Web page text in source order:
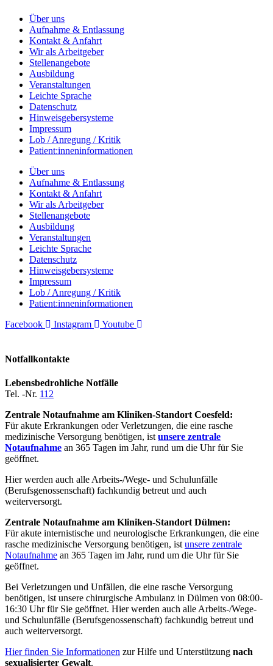
Über uns
Aufnahme & Entlassung
Kontakt & Anfahrt
Wir als Arbeitgeber
Stellenangebote
Ausbildung
Veranstaltungen
Leichte Sprache
Datenschutz
Hinweisgebersysteme
Impressum
Lob / Anregung / Kritik
Patient:inneninformationen
Über uns
Aufnahme & Entlassung
Kontakt & Anfahrt
Wir als Arbeitgeber
Stellenangebote
Ausbildung
Veranstaltungen
Leichte Sprache
Datenschutz
Hinweisgebersysteme
Impressum
Lob / Anregung / Kritik
Patient:inneninformationen
Facebook
Instagram Youtube
Notfallkontakte
Lebensbedrohliche Notfälle
Tel. -Nr. 112
Zentrale Notaufnahme am Kliniken-Standort Coesfeld:
Für akute Erkrankungen oder Verletzungen, die eine rasche
medizinische Versorgung benötigen, ist unsere zentrale
Notaufnahme an 365 Tagen im Jahr, rund um die Uhr für Sie
geöffnet.
Hier werden auch alle Arbeits-/Wege- und Schulunfälle
(Berufsgenossenschaft) fachkundig betreut und auch
weiterversorgt.
Zentrale Notaufnahme am Kliniken-Standort Dülmen:
Für akute internistische und neurologische Erkrankungen, die eine
rasche medizinische Versorgung benötigen, ist unsere zentrale
Notaufnahme an 365 Tagen im Jahr, rund um die Uhr für Sie
geöffnet.
Bei Verletzungen und Unfällen, die eine rasche Versorgung
benötigen, ist unsere chirurgische Ambulanz in Dülmen von 08:00-
16:30 Uhr für Sie geöffnet. Hier werden auch alle Arbeits-/Wege-
und Schulunfälle (Berufsgenossenschaft) fachkundig betreut und
auch weiterversorgt.
Hier finden Sie Informationen zur Hilfe und Unterstützung nach
sexualisierter Gewalt.